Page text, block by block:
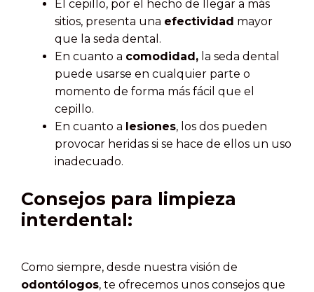
El cepillo, por el hecho de llegar a más
sitios, presenta una efectividad mayor
que la seda dental.
En cuanto a comodidad, la seda dental
puede usarse en cualquier parte o
momento de forma más fácil que el
cepillo.
En cuanto a lesiones, los dos pueden
provocar heridas si se hace de ellos un uso
inadecuado.
Consejos para limpieza
interdental:
Como siempre, desde nuestra visión de
odontólogos, te ofrecemos unos consejos que